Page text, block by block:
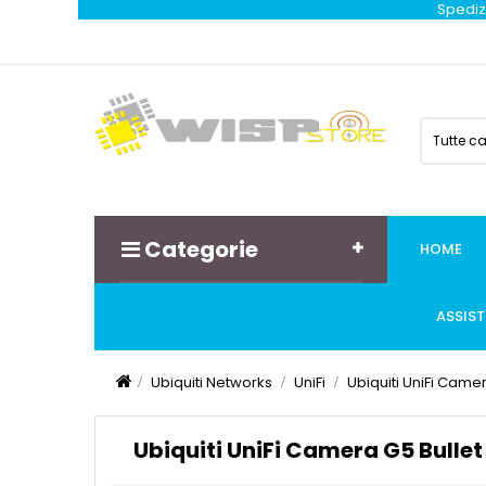
Tutte
Categorie HOME
Ubiquiti Networks UniFi Ubiquiti UniFi
Ubiquiti UniFi Camera G5